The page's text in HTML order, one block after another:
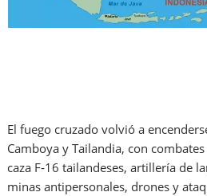
El fuego cruzado volvió a
Camboya y Tailandia, con
caza F‑16 tailandeses, artillería de
minas antipersonales, drones y